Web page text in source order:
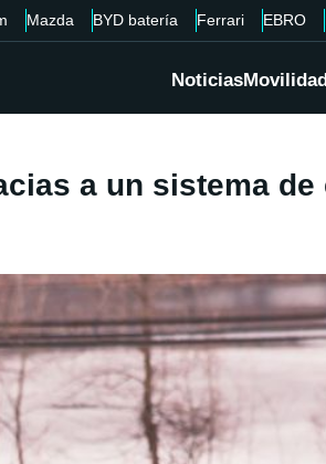
Mazda BYD batería Ferrari EBRO
Noticias
a un sistema